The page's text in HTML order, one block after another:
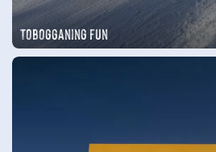
Tobogganing fun